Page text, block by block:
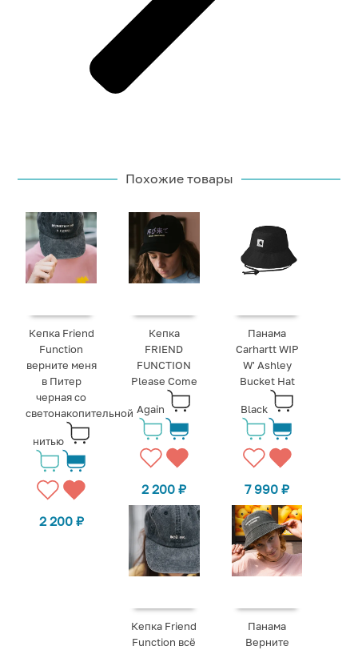
Похожие товары
Кепка Friend
Function
верните меня
в Питер
черная со
светонакопительной
нитью
2 200 ₽
Кепка
FRIEND
FUNCTION
Please Come
Again
2 200₽
Панама
Carhartt WIP
W' Ashley
Bucket Hat
Black
7 990₽
Кепка Friend
Function всё
Панама
Верните